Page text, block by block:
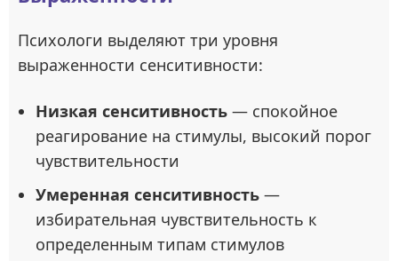
Психологи выделяют три уровня
выраженности сенситивности:
Низкая сенситивность — спокойное
реагирование на стимулы, высокий порог
чувствительности
Умеренная сенситивность —
избирательная чувствительность к
определенным типам стимулов